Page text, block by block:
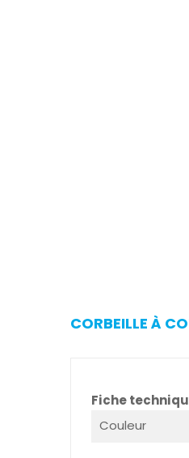
CORBEILLE À
Fiche
Couleur